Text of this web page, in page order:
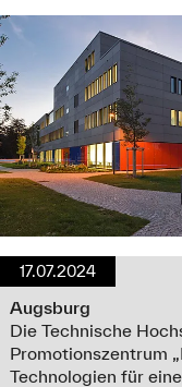
17.07.2024
Augsburg
Die Technische
Promotionszentrum
Technologien für